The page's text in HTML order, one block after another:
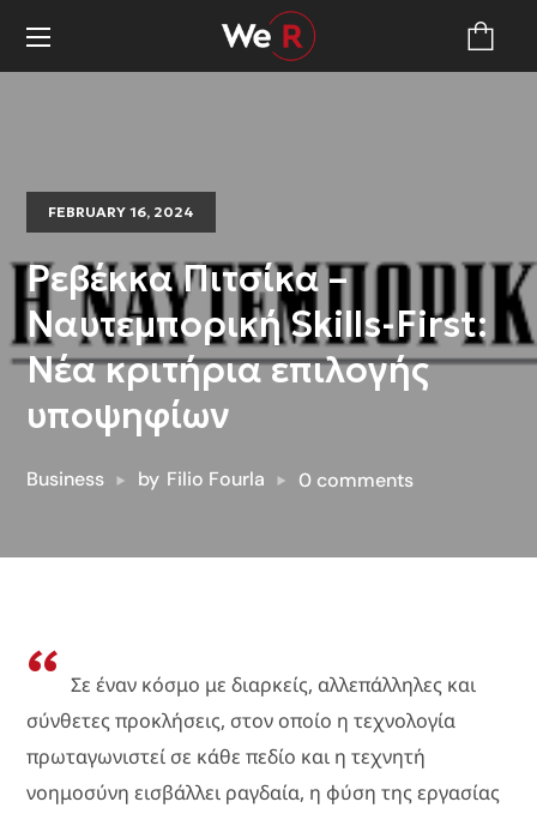
FEBRUARY 16, 2024
Ρεβέκκα Πιτσίκα –
Ναυτεμπορική Skills-First:
Νέα κριτήρια επιλογής
υποψηφίων
Business by Filio Fourla 0 comments
“ Σε έναν κόσμο με διαρκείς, αλλεπάλληλες και
σύνθετες προκλήσεις, στον οποίο η τεχνολογία
πρωταγωνιστεί σε κάθε πεδίο και η τεχνητή
νοημοσύνη εισβάλλει ραγδαία, η φύση της εργασίας